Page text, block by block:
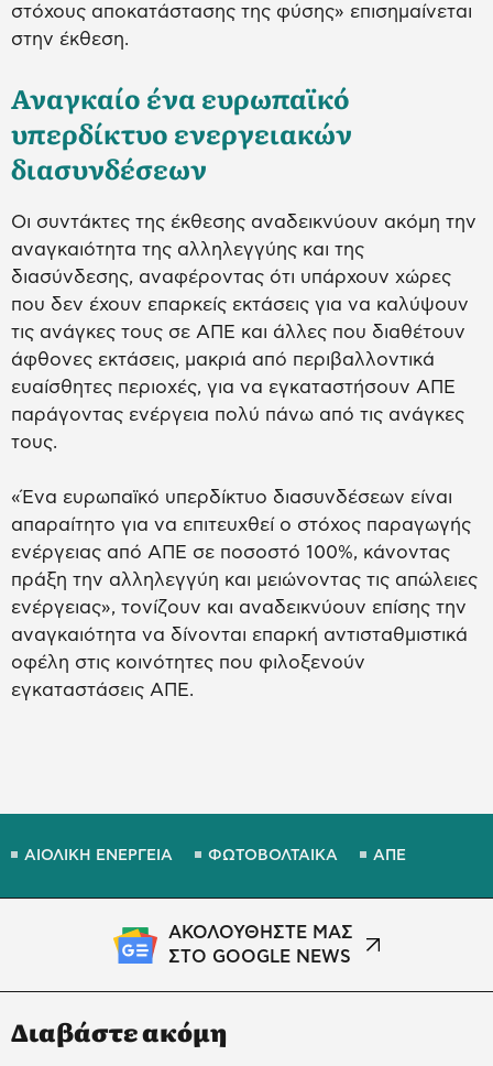
στόχους αποκατάστασης της φύσης» επισημαίνεται
στην έκθεση.
Αναγκαίο ένα ευρωπαϊκό
υπερδίκτυο ενεργειακών
διασυνδέσεων
Οι συντάκτες της έκθεσης αναδεικνύουν ακόμη την
αναγκαιότητα της αλληλεγγύης και της
διασύνδεσης, αναφέροντας ότι υπάρχουν χώρες
που δεν έχουν επαρκείς εκτάσεις για να καλύψουν
τις ανάγκες τους σε ΑΠΕ και άλλες που διαθέτουν
άφθονες εκτάσεις, μακριά από περιβαλλοντικά
ευαίσθητες περιοχές, για να εγκαταστήσουν ΑΠΕ
παράγοντας ενέργεια πολύ πάνω από τις ανάγκες
τους.
«Ένα ευρωπαϊκό υπερδίκτυο διασυνδέσεων είναι
απαραίτητο για να επιτευχθεί ο στόχος παραγωγής
ενέργειας από ΑΠΕ σε ποσοστό 100%, κάνοντας
πράξη την αλληλεγγύη και μειώνοντας τις απώλειες
ενέργειας», τονίζουν και αναδεικνύουν επίσης την
αναγκαιότητα να δίνονται επαρκή αντισταθμιστικά
οφέλη στις κοινότητες που φιλοξενούν
εγκαταστάσεις ΑΠΕ.
ΑΙΟΛΙΚΗ ΕΝΕΡΓΕΙΑ ΦΩΤΟΒΟΛΤΑΙΚΑ ΑΠΕ
ΑΚΟΛΟΥΘΗΣΤΕ ΜΑΣ
ΣΤΟ GOOGLE NEWS
Διαβάστε ακόμη